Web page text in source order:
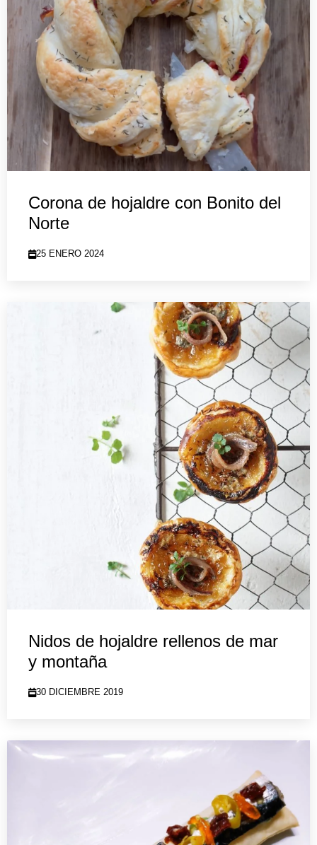
Corona de hojaldre con Bonito del
Norte
25 ENERO 2024
Nidos de hojaldre rellenos de mar
y montaña
30 DICIEMBRE 2019